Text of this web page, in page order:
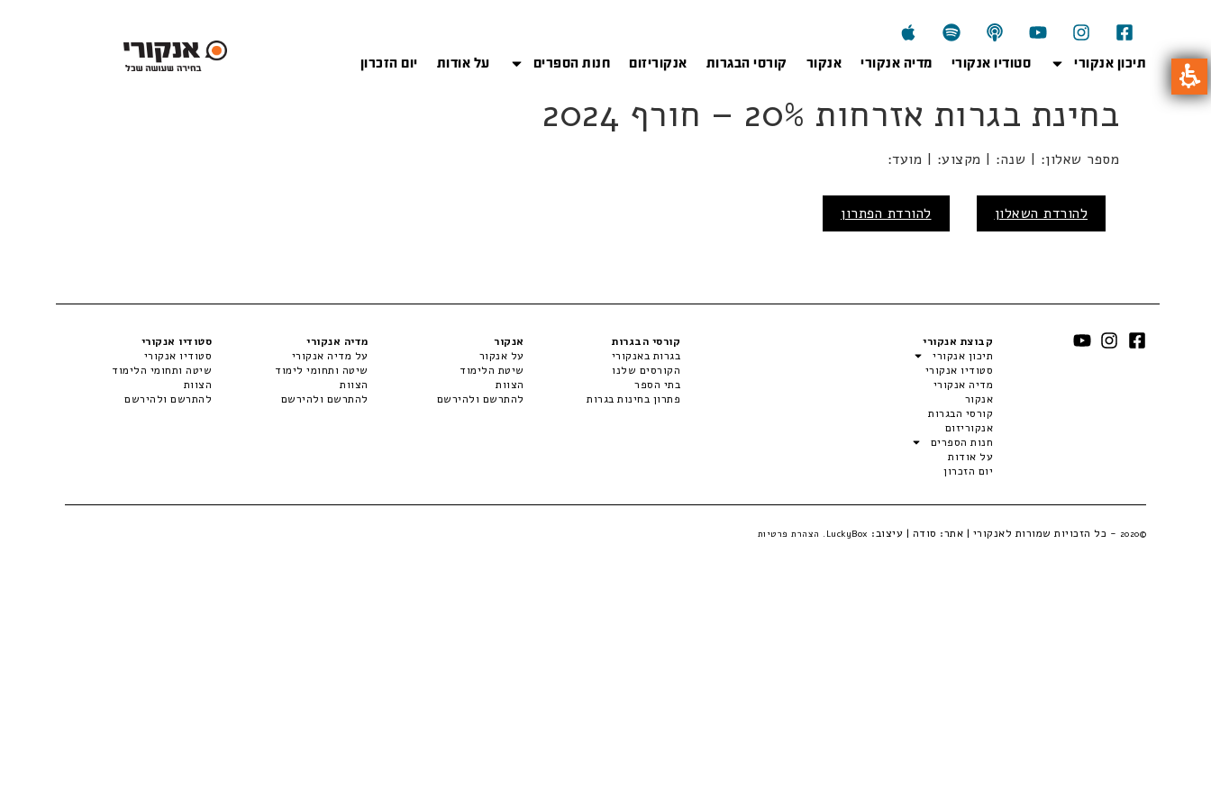
תיכון אנקורי סטודיו אנקורי מדיה אנקורי אנקור קורסי הבגרות אנקוריזום חנות הספרים על אודות יום הזכרון
בחינת בגרות אזרחות 20% – חורף 2024
מספר שאלון: | שנה: | מקצוע: | מועד:
להורדת השאלון להורדת הפתרון
קבוצת אנקורי
תיכון אנקורי
סטודיו אנקורי
מדיה אנקורי
אנקור
קורסי הבגרות
אנקוריזום
חנות הספרים
על אודות
יום הזכרון
קורסי הבגרות
בגרות באנקורי
הקורסים שלנו
בתי הספר
פתרון בחינות בגרות
אנקור
על אנקור
שיטת הלימוד
הצוות
להתרשם ולהירשם
מדיה אנקורי
על מדיה אנקורי
שיטה ותחומי לימוד
הצוות
להתרשם ולהירשם
סטודיו אנקורי
סטודיו אנקורי
שיטה ותחומי הלימוד
הצוות
להתרשם ולהירשם
©2020 - כל הזכויות שמורות לאנקורי | אתר: סודה | עיצוב: LuckyBox. הצהרת פרטיות